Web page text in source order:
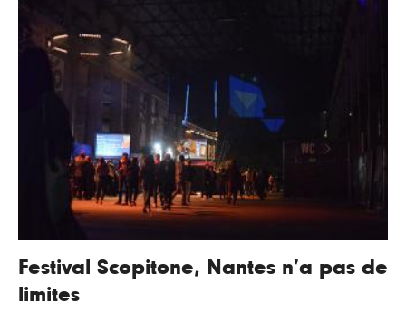
Festival Scopitone, Nantes n’a pas de
limites